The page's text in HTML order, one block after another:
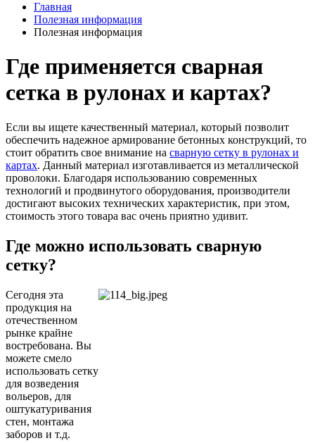
Главная
Полезная информация
Полезная информация
Где применяется сварная
сетка в рулонах и картах?
Если вы ищете качественный материал, который позволит
обеспечить надежное армирование бетонных конструкций, то
стоит обратить свое внимание на сварную сетку в рулонах и
картах. Данный материал изготавливается из металлической
проволоки. Благодаря использованию современных
технологий и продвинутого оборудования, производители
достигают высоких технических характеристик, при этом,
стоимость этого товара вас очень приятно удивит.
Где можно использовать сварную
сетку?
Сегодня эта
продукция на
отечественном
рынке крайне
востребована. Вы
можете смело
использовать сетку
для возведения
вольеров, для
оштукатуривания
стен, монтажа
заборов и т.д.